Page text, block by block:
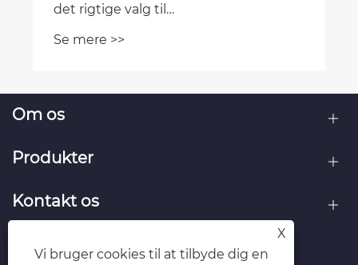
det rigtige valg til
Se mere >>
Om os
Produkter
Kontakt os
FØLG OS
X
Vi bruger cookies til at tilbyde dig en